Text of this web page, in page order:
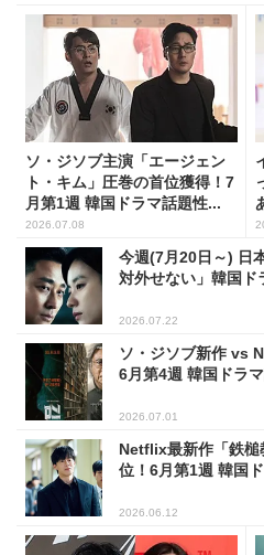
ソ・ジソブ主演「エージェン
ト・キム」圧巻の首位獲得！7
月第1週 韓国ドラマ話題性...
2026.07.08
今週(7月20日～) 日
対外せない」韓国ド
2026.07.22
ソ・ジソブ新作 vs
6月第4週 韓国ドラ
2026.07.01
Netflix最新作「鉄槌
位！6月第1週 韓国
2026.06.12